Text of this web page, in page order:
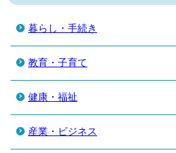
暮らし・手続き
教育・子育て
健康・福祉
産業・ビジネス